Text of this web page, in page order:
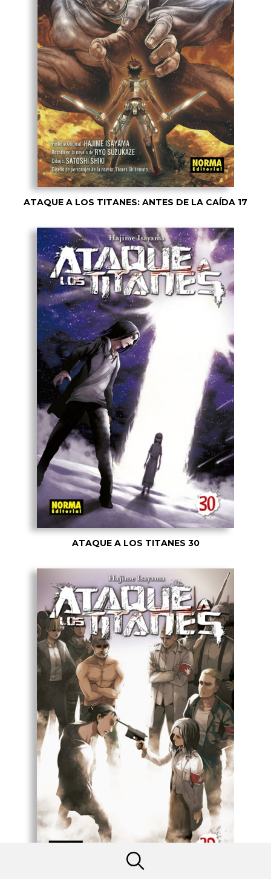
ATAQUE A LOS TITANES: ANTES DE LA CAÍDA 17
ATAQUE A LOS TITANES 30